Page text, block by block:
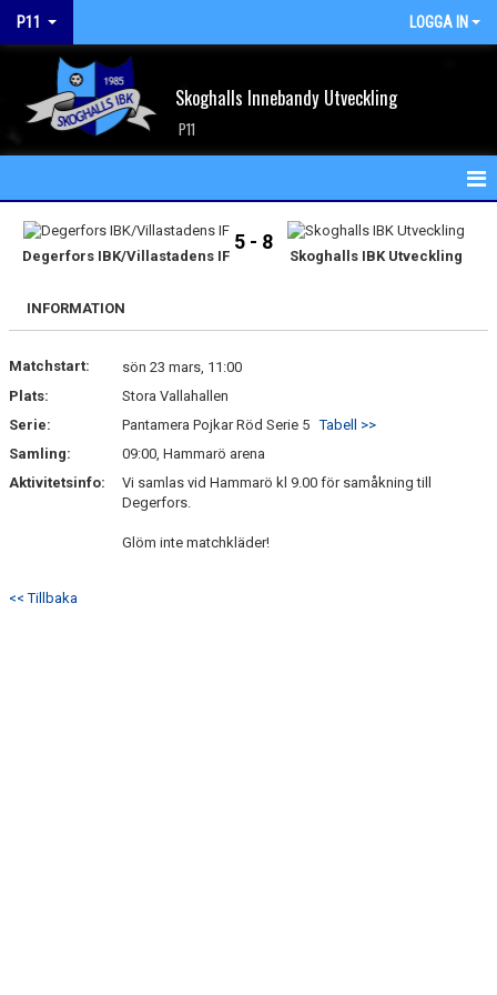
P11 LOGGA IN
Skoghalls Innebandy Utveckling
P11
HEM
KALENDER
MATCHER
BILDGALLERI
Degerfors IBK/Villastadens IF
5 - 8
Skoghalls IBK Utveckling
INFORMATION
Matchstart:
sön 23 mars, 11:00
Plats:
Stora Vallahallen
Serie:
Pantamera Pojkar Röd Serie 5Tabell >>
Samling:
09:00, Hammarö arena
Aktivitetsinfo:
Vi samlas vid Hammarö kl 9.00 för samåkning till
Degerfors.
Glöm inte matchkläder!
<< Tillbaka